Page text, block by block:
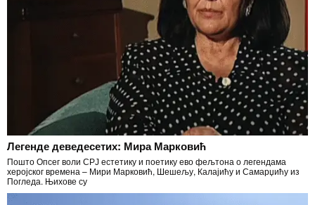
Легенде деведесетих: Мира Марковић
Пошто Опсег воли СРЈ естетику и поетику ево фељтона о легендама
херојског времена – Мири Марковић, Шешељу, Калајићу и Самарџићу из
Погледа. Њихове су